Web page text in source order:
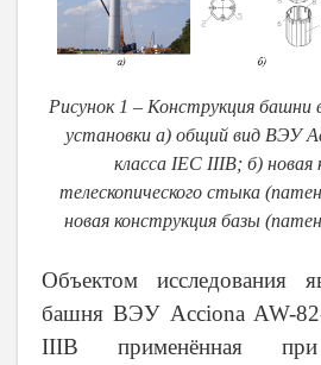
Рисунок 1 – Конструкция башни
установки а) общий вид ВЭУ
класса IEC IIIB; б) новая
телескопического стыка
новая конструкция базы
Объектом исследования
башня ВЭУ Acciona AW-
IIIB применённая при